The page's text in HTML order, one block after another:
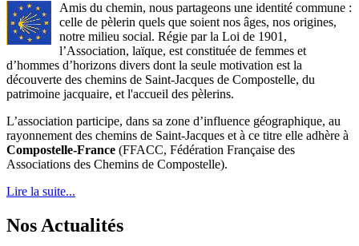
Amis du chemin, nous partageons une identité commune :
celle de pèlerin quels que soient nos âges, nos origines,
notre milieu social. Régie par la Loi de 1901,
l’Association, laïque, est constituée de femmes et
d’hommes d’horizons divers dont la seule motivation est la
découverte des chemins de Saint-Jacques de Compostelle, du
patrimoine jacquaire, et l'accueil des pèlerins.
L’association participe, dans sa zone d’influence géographique, au
rayonnement des chemins de Saint-Jacques et à ce titre elle adhère à
Compostelle-France (FFACC, Fédération Française des
Associations des Chemins de Compostelle).
Lire la suite...
Nos Actualités